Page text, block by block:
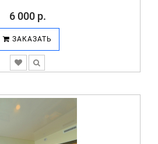
6 000 р.
ЗАКАЗАТЬ